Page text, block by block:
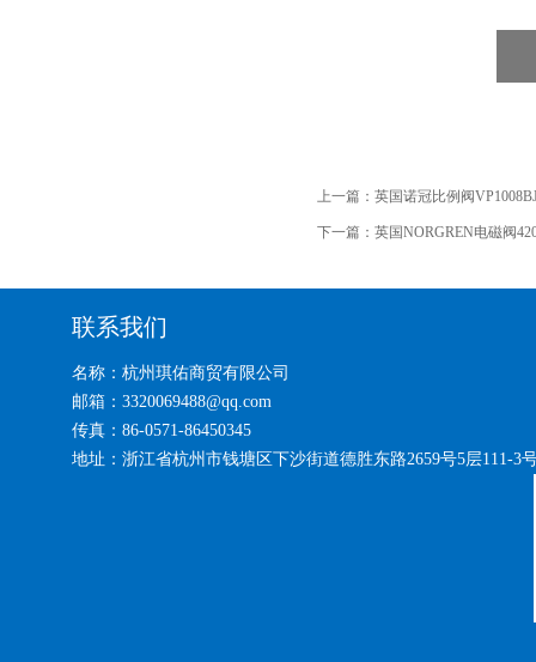
上一篇： 英国诺冠比例阀
下一篇： 英国NORGREN电磁阀
联系我们
名称：杭州琪佑商贸有限公司
邮箱：3320069488@qq.com
传真：86-0571-86450345
地址：浙江省杭州市钱塘区下沙街道德胜东路2659号5层111-3